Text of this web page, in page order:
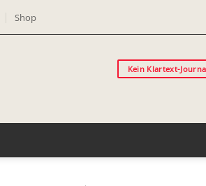
Shop
Kein Klartext-